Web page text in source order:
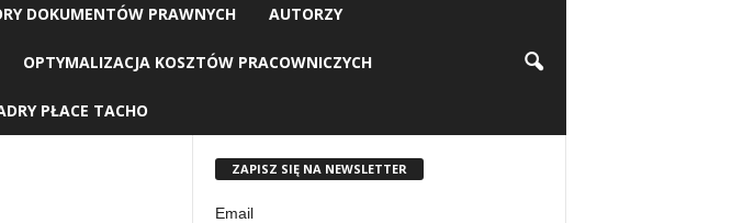
DOKUMENTÓW PRAWNYCH AUTORZY
OPTYMALIZACJA KOSZTÓW PRACOWNICZYCH
PŁACE TACHO
ZAPISZ SIĘ NA NEWSLETTER
Email